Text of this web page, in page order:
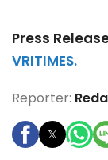
Press
VRITIMES.
Reporter: